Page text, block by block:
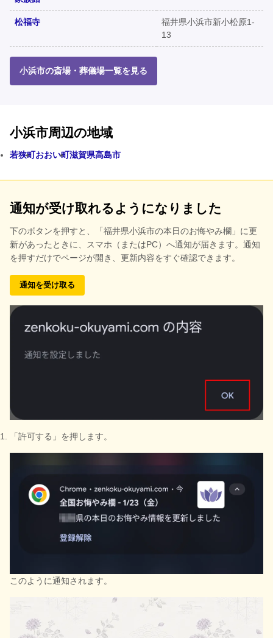
松福寺
福井県小浜市新小松原1-
13
小浜市の斎場・葬儀場一覧を見る
小浜市周辺の地域
若狭町おおい町滋賀県高島市
通知が受け取れるようになりました
下のボタンを押すと、
「福井県小浜市の本日のお悔やみ欄」に更
新があったときに、スマホ（またはPC）へ通知が届きます。通知
を押すだけでページが開き、更新内容をすぐ確認できます。
通知を受け取る
「許可する」を押します。
このように通知されます。